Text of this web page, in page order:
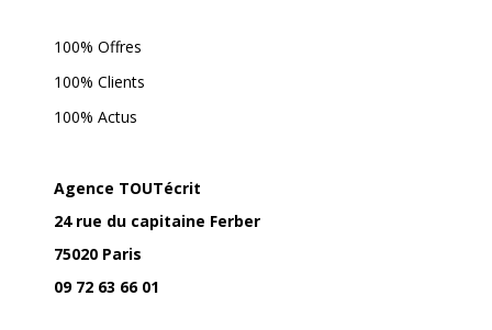
100% Offres
100% Clients
100% Actus
Agence TOUTécrit
24 rue du capitaine Ferber
75020 Paris
09 72 63 66 01